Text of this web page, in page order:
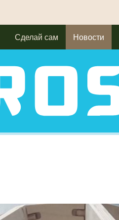
Сделай сам Новости